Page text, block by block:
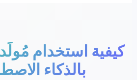
كيفية استخدام
بالذكاء